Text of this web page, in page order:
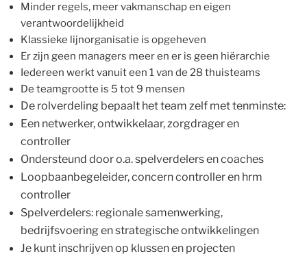
Minder regels, meer vakmanschap en eigen
verantwoordelijkheid
Klassieke lijnorganisatie is opgeheven
Er zijn geen managers meer en er is geen hiërarchie
Iedereen werkt vanuit een 1 van de 28 thuisteams
De teamgrootte is 5 tot 9 mensen
De rolverdeling bepaalt het team zelf met tenminste:
Een netwerker, ontwikkelaar, zorgdrager en
controller
Ondersteund door o.a. spelverdelers en coaches
Loopbaanbegeleider, concern controller en hrm
controller
Spelverdelers: regionale samenwerking,
bedrijfsvoering en strategische ontwikkelingen
Je kunt inschrijven op klussen en projecten